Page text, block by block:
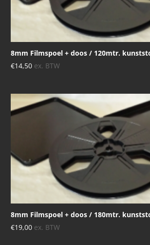
8mm Filmspoel + doos / 120mtr.
€14,50 ex. BTW
8mm Filmspoel + doos / 180mtr.
€19,00 ex. BTW